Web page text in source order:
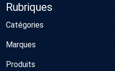
Rubriques
Catégories
Marques
Produits